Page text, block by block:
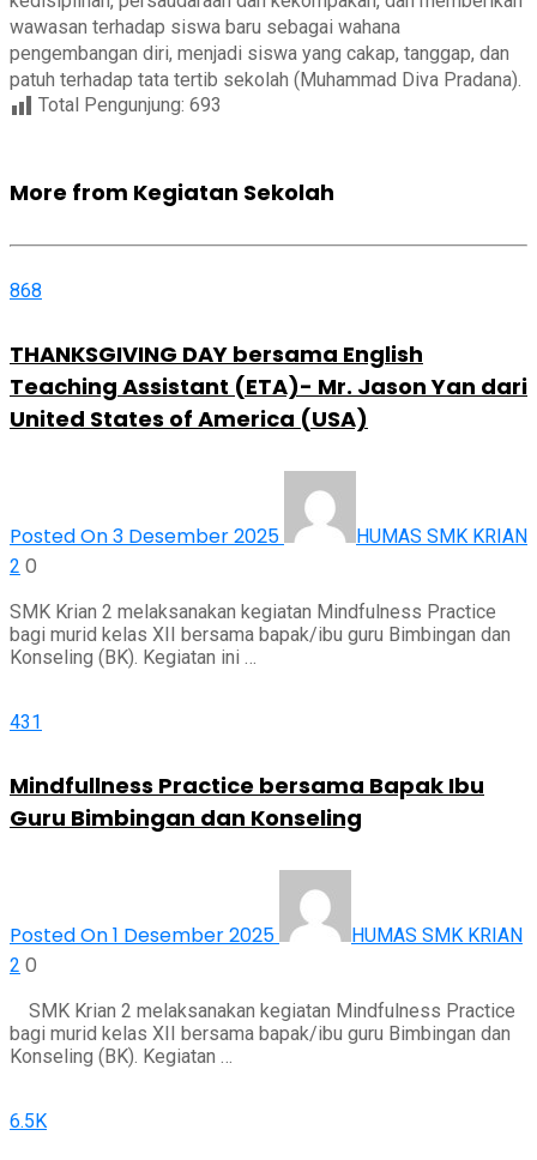
wawasan terhadap siswa baru sebagai wahana
pengembangan diri, menjadi siswa yang cakap, tanggap, dan
patuh terhadap tata tertib sekolah (Muhammad Diva Pradana).
Total Pengunjung: 693
More from Kegiatan Sekolah
868
THANKSGIVING DAY bersama English
Teaching Assistant (ETA)- Mr. Jason Yan dari
United States of America (USA)
Posted On 3 Desember 2025
HUMAS SMK KRIAN
2 0
SMK Krian 2 melaksanakan kegiatan Mindfulness Practice
bagi murid kelas XII bersama bapak/ibu guru Bimbingan dan
Konseling (BK). Kegiatan ini …
431
Mindfullness Practice bersama Bapak Ibu
Guru Bimbingan dan Konseling
Posted On 1 Desember 2025
HUMAS SMK KRIAN
2 0
SMK Krian 2 melaksanakan kegiatan Mindfulness Practice
bagi murid kelas XII bersama bapak/ibu guru Bimbingan dan
Konseling (BK). Kegiatan …
6.5K